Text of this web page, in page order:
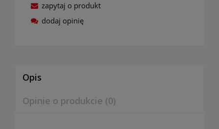
zapytaj o produkt
dodaj opinię
Opis
Opinie o produkcie (0)